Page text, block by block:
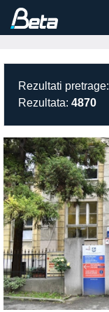
Rezultati pretrage:
Rezultata: 4870